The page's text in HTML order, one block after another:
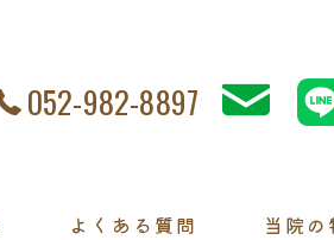
052-982-8897
よくある質問 当院の